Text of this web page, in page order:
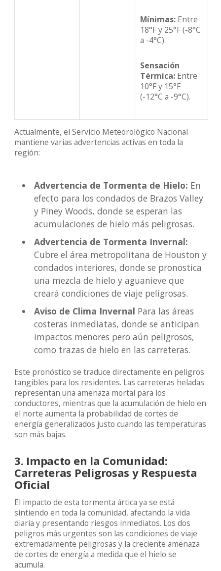
Mínimas: Entre
18°F y 25°F (-8°C
a -4°C).
Sensación
Térmica: Entre
10°F y 15°F
(-12°C a -9°C).
Actualmente, el Servicio Meteorológico Nacional
mantiene varias advertencias activas en toda la
región:
Advertencia de Tormenta de Hielo: En
efecto para los condados de Brazos Valley
y Piney Woods, donde se esperan las
acumulaciones de hielo más peligrosas.
Advertencia de Tormenta Invernal:
Cubre el área metropolitana de Houston y
condados interiores, donde se pronostica
una mezcla de hielo y aguanieve que
creará condiciones de viaje peligrosas.
Aviso de Clima Invernal Para las áreas
costeras inmediatas, donde se anticipan
impactos menores pero aún peligrosos,
como trazas de hielo en las carreteras.
Este pronóstico se traduce directamente en peligros
tangibles para los residentes. Las carreteras heladas
representan una amenaza mortal para los
conductores, mientras que la acumulación de hielo en
el norte aumenta la probabilidad de cortes de
energía generalizados justo cuando las temperaturas
son más bajas.
3. Impacto en la Comunidad:
Carreteras Peligrosas y Respuesta
Oficial
El impacto de esta tormenta ártica ya se está
sintiendo en toda la comunidad, afectando la vida
diaria y presentando riesgos inmediatos. Los dos
peligros más urgentes son las condiciones de viaje
extremadamente peligrosas y la creciente amenaza
de cortes de energía a medida que el hielo se
acumula.